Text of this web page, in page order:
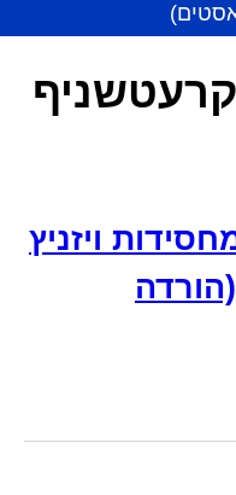
ויזניץ